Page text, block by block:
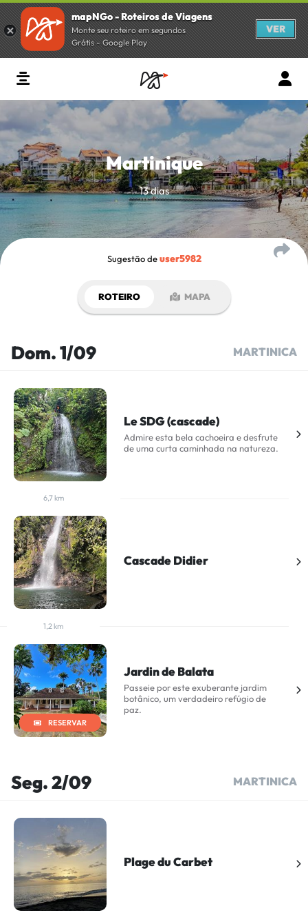
mapNGo - Roteiros de Viagens
Monte seu roteiro em segundos
Grátis - Google Play
VER
Martinique
13 dias
Sugestão deuser5982
ROTEIRO MAPA
Dom. 1/09 MARTINICA
Le SDG (cascade)
Admire esta bela cachoeira e desfrute
de uma curta caminhada na natureza.
6,7 km
Cascade Didier
1,2 km
RESERVAR
Jardin de Balata
Passeie por este exuberante jardim
botânico, um verdadeiro refúgio de
paz.
Seg. 2/09 MARTINICA
Plage du Carbet